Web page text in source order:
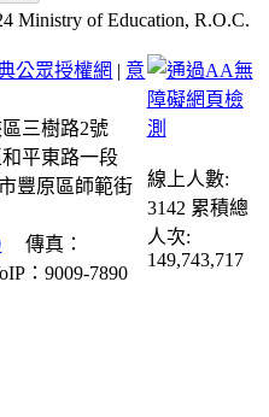
Ministry of Education, R.O.C.
公眾授權網 | 意
三樹路2號
平東路一段
豐原區師範街
傳真：
：9009-7890
線上人數:
3142 累積總
人次:
149,743,717